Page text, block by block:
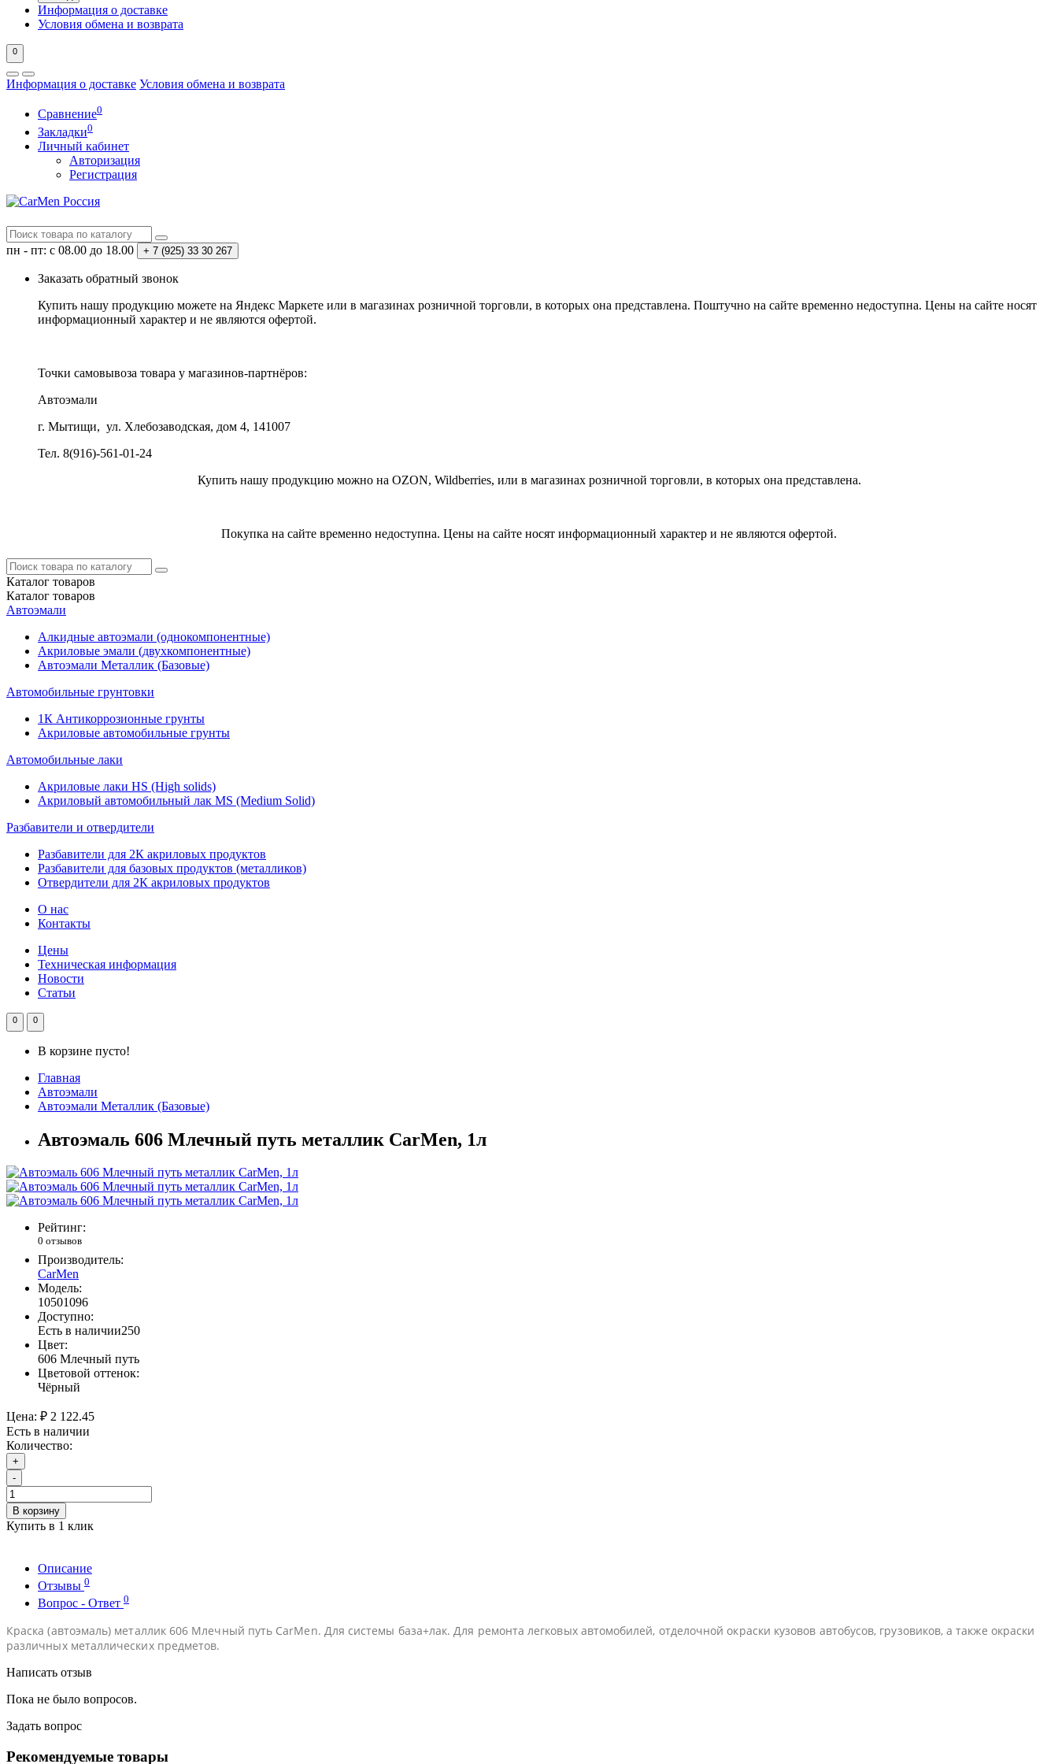
Информация о доставке
Условия обмена и возврата
0
Информация о доставке Условия обмена и возврата
Сравнение0
Закладки0
Личный кабинет
Авторизация
Регистрация
пн - пт: с 08.00 до 18.00 + 7 (925) 33 30 267
Заказать обратный звонок
Купить нашу продукцию можете на Яндекс Маркете или в магазинах розничной торговли, в которых она представлена. Поштучно на сайте временно недоступна. Цены на сайте носят
информационный характер и не являются офертой.
Точки самовывоза товара у магазинов-партнёров:
Автоэмали
г. Мытищи, ул. Хлебозаводская, дом 4, 141007
Тел. 8(916)-561-01-24
Купить нашу продукцию можно на OZON, Wildberries, или в магазинах розничной торговли, в которых она представлена.
Покупка на сайте временно недоступна. Цены на сайте носят информационный характер и не являются офертой.
Каталог товаров
Каталог товаров
Автоэмали
Алкидные автоэмали (однокомпонентные)
Акриловые эмали (двухкомпонентные)
Автоэмали Металлик (Базовые)
Автомобильные грунтовки
1К Антикоррозионные грунты
Акриловые автомобильные грунты
Автомобильные лаки
Акриловые лаки HS (High solids)
Акриловый автомобильный лак MS (Medium Solid)
Разбавители и отвердители
Разбавители для 2К акриловых продуктов
Разбавители для базовых продуктов (металликов)
Отвердители для 2К акриловых продуктов
О нас
Контакты
Цены
Техническая информация
Новости
Статьи
0 0
В корзине пусто!
Главная
Автоэмали
Автоэмали Металлик (Базовые)
Автоэмаль 606 Млечный путь металлик CarMen, 1л
Рейтинг:
0 отзывов
Производитель:
CarMen
Модель:
10501096
Доступно:
Есть в наличии250
Цвет:
606 Млечный путь
Цветовой оттенок:
Чёрный
Цена: ₽ 2 122.45
Есть в наличии
Количество:
+
-
В корзину
Купить в 1 клик
Описание
Отзывы 0
Вопрос - Ответ 0
Краска (автоэмаль) металлик 606 Млечный путь CarMen. Для системы база+лак. Для ремонта легковых автомобилей, отделочной окраски кузовов автобусов, грузовиков, а также окраски
различных металлических предметов.
Написать отзыв
Пока не было вопросов.
Задать вопрос
Рекомендуемые товары